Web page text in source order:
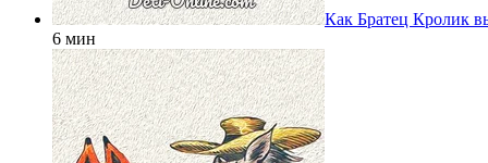
Как Братец Кролик
6 мин